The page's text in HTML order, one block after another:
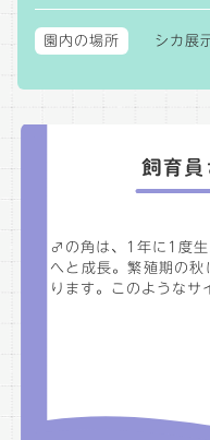
園内の場所 シカ展
♂の角は、1年に1度生
へと成長。繁殖期の
ります。このようなサ